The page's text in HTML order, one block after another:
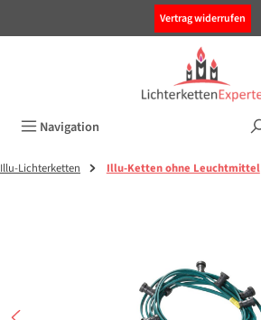
Vertrag widerrufen
Navigation
Illu-Lichterketten Illu-Ketten ohne Leuchtmittel